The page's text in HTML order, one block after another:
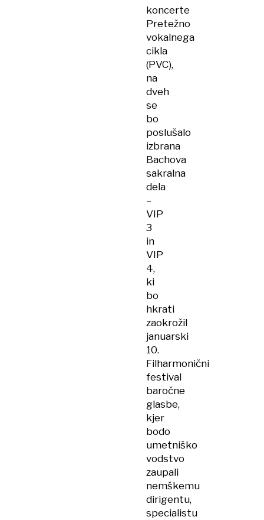
koncerte
Pretežno
vokalnega
cikla
(PVC),
na
dveh
se
bo
poslušalo
izbrana
Bachova
sakralna
dela
–​
VIP
3
in
VIP
4,
ki
bo
hkrati
zaokrožil
januarski
10.
Filharmonični
festival
baročne
glasbe,
kjer
bodo
umetniško
vodstvo
zaupali
nemškemu
dirigentu,
specialistu